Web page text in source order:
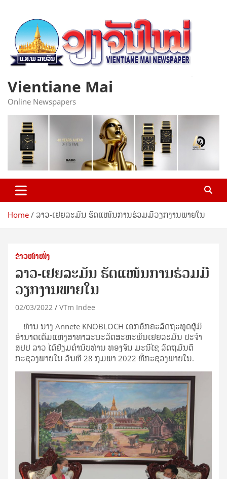
content
Vientiane Mai
Online Newspapers
Home ​ລາວ-ເຢຍລະມັນ ຮັດແໜ້ນການຮ່ວມມືວຽກງານພາຍໃນ
ຂ່າວໜ້າໜຶ່ງ
​ລາວ-ເຢຍລະມັນ ຮັດແໜ້ນການຮ່ວມມື
ວຽກງານພາຍໃນ
02/03/2022 VTm Indee
ທ່ານ ນາງ Annete KNOBLOCH ເອກອັກຄະລັດຖະທູດຜູ້ມິ
ອຳນາດເຕັມແຫ່ງສາທາລະນະລັດສະຫະພັນເຢຍລະມັນ ປະຈຳ
ສປປ ລາວ ໄດ້ຢ້ຽມຄຳນັບທ່ານ ທອງຈັນ ມະນີໄຊ ລັດຖມົນຕີ
ກະຊວງພາຍໃນ ວັນທີ 28 ກຸມພາ 2022 ທີ່ກະຊວງພາຍໃນ.